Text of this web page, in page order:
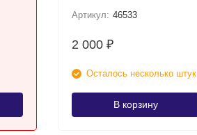
Артикул: 46533
2 000₽
Осталось несколько штук
В корзину